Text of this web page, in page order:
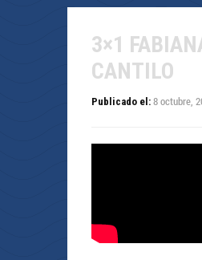
3×1
CANTILO
Publicado el: 8 octubre,